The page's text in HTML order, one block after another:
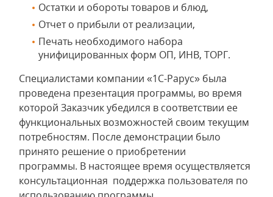
Остатки и обороты товаров и блюд,
Отчет о прибыли от реализации,
Печать необходимого набора
унифицированных форм ОП, ИНВ, ТОРГ.
Специалистами компании «1С-Рарус» была
проведена презентация программы, во время
которой Заказчик убедился в соответствии ее
функциональных возможностей своим текущим
потребностям. После демонстрации было
принято решение о приобретении
программы. В настоящее время осуществляется
консультационная поддержка пользователя по